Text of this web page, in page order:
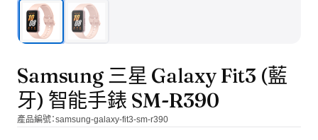
Samsung 三星 Galaxy Fit3 (藍
牙) 智能手錶 SM-R390
產品編號：samsung-galaxy-fit3-sm-r390